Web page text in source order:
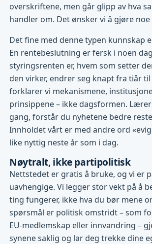
overskriftene, men går glipp av hva
handler om. Det ønsker vi å gjøre noe
Det fine med denne typen kunnskap
En rentebeslutning er fersk i noen
styringsrenten er, hvem som setter
den virker, endrer seg knapt fra tiår
forklarer vi mekanismene,
prinsippene – ikke dagsformen.
gang, forstår du nyhetene bedre
Innholdet vårt er med andre ord
like nyttig neste år som i dag.
Nøytralt, ikke partipolitisk
Nettstedet er gratis å bruke, og vi er
uavhengige. Vi legger stor vekt på å
ting fungerer, ikke hva du bør mene
spørsmål er politisk omstridt – som
EU-medlemskap eller innvandring –
synene saklig og lar deg trekke dine